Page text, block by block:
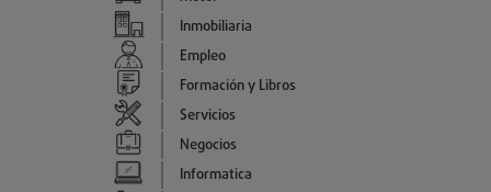
Inmobiliaria
Empleo
Formación y Libros
Servicios
Negocios
Informatica